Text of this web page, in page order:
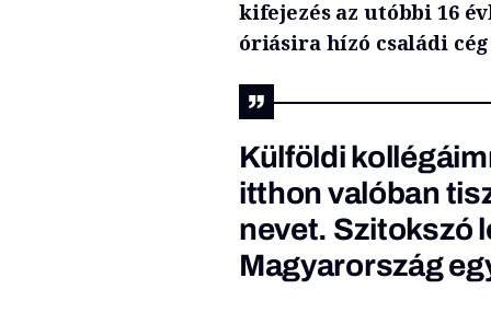
kifejezés az utóbbi 16
óriásira hízó családi
Külföldi
itthon valóban
nevet. Szitokszó
Magyarország